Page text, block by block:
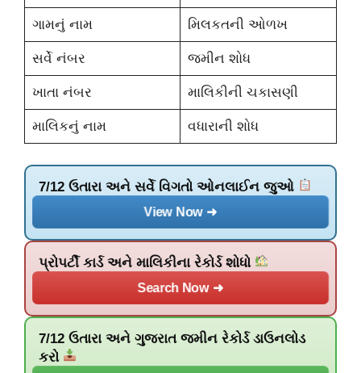
ગામનું નામ મિલકતની ઓળખ
સર્વે નંબર જમીન શોધ
ખાતા નંબર માલિકીની ચકાસણી
માલિકનું નામ વધારાની શોધ
7/12 ઉતારા અને સર્વે વિગતો ઓનલાઈન જુઓ
View Now ➜
પ્રોપર્ટી કાર્ડ અને માલિકીના રેકોર્ડ શોધો
Search Now ➜
7/12 ઉતારા અને ગુજરાત જમીન રેકોર્ડ ડાઉનલોડ
કરો